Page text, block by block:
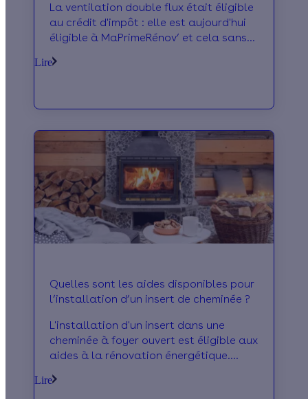
La ventilation double flux était éligible
au crédit d'impôt : elle est aujourd'hui
éligible à MaPrimeRénov’ et cela sans
Lire
Quelles sont les aides disponibles pour
l’installation d’un insert de cheminée ?
L'installation d'un insert dans une
cheminée à foyer ouvert est éligible aux
aides à la rénovation énergétique.
Lire